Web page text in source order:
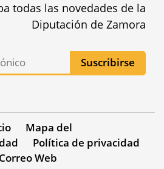
todas las novedades de la
Diputación de Zamora
Mapa del
Política de privacidad
Correo Web